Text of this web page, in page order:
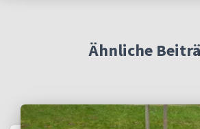
Ähnliche